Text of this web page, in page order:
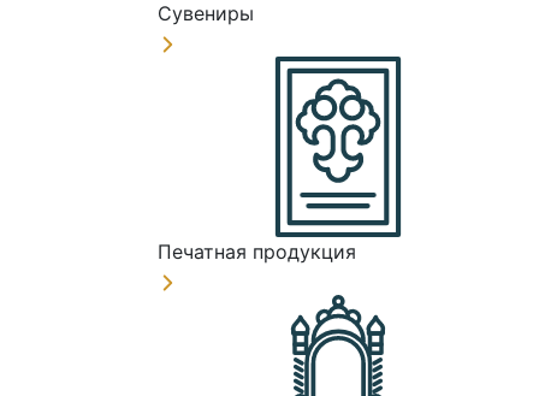
Сувениры
Печатная продукция